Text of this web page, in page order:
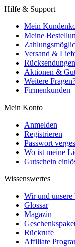
Hilfe & Support
Mein
Meine
Versand &
Aktionen &
Weitere
Firmenkunden
Mein Konto
Anmelden
Registrieren
Passwort
Wo ist meine
Gutschein
Wissenswertes
Wir und
Glossar
Magazin
Rückrufe
Affiliate